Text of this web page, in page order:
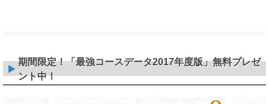
期間限定！「最強コースデータ2017年度版」無料プレゼ
ント中！